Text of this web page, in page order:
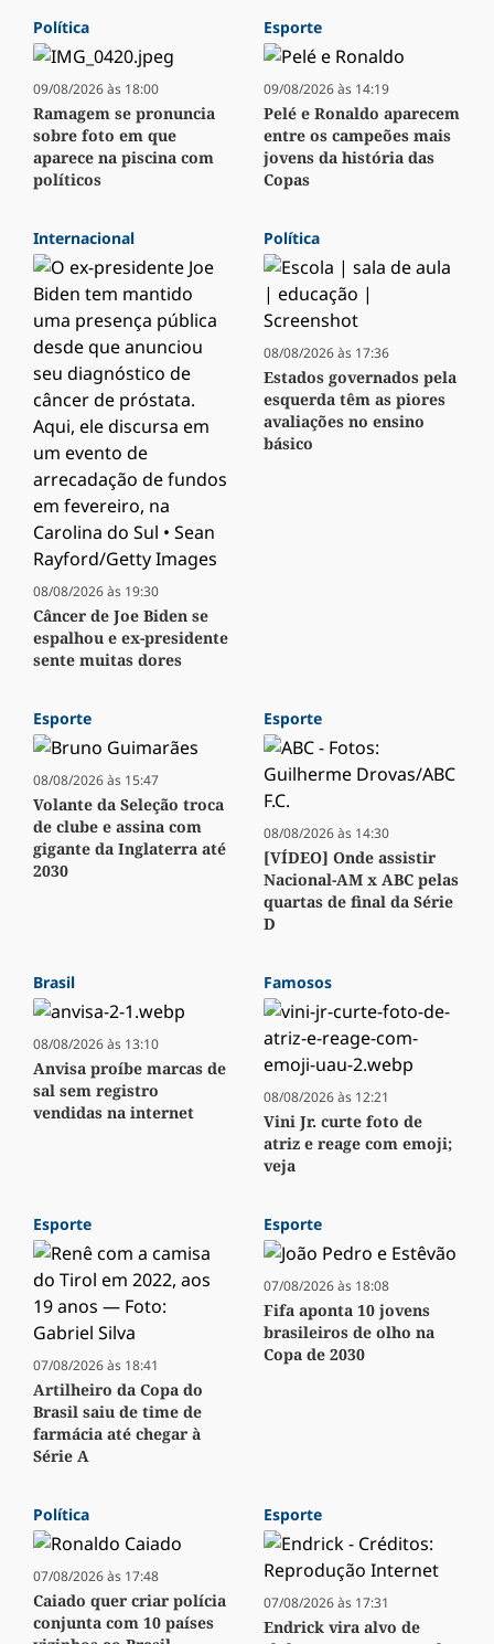
Política
09/08/2026 às 18:00
Ramagem se pronuncia
sobre foto em que
aparece na piscina com
políticos
Esporte
09/08/2026 às 14:19
Pelé e Ronaldo aparecem
entre os campeões mais
jovens da história das
Copas
Internacional
08/08/2026 às 19:30
Câncer de Joe Biden se
espalhou e ex-presidente
sente muitas dores
Política
08/08/2026 às 17:36
Estados governados pela
esquerda têm as piores
avaliações no ensino
básico
Esporte
08/08/2026 às 15:47
Volante da Seleção troca
de clube e assina com
gigante da Inglaterra até
2030
Esporte
08/08/2026 às 14:30
[VÍDEO] Onde assistir
Nacional-AM x ABC pelas
quartas de final da Série
D
Brasil
08/08/2026 às 13:10
Anvisa proíbe marcas de
sal sem registro
vendidas na internet
Famosos
08/08/2026 às 12:21
Vini Jr. curte foto de
atriz e reage com emoji;
veja
Esporte
07/08/2026 às 18:41
Artilheiro da Copa do
Brasil saiu de time de
farmácia até chegar à
Série A
Esporte
07/08/2026 às 18:08
Fifa aponta 10 jovens
brasileiros de olho na
Copa de 2030
Política
07/08/2026 às 17:48
Caiado quer criar polícia
conjunta com 10 países
Esporte
07/08/2026 às 17:31
Endrick vira alvo de